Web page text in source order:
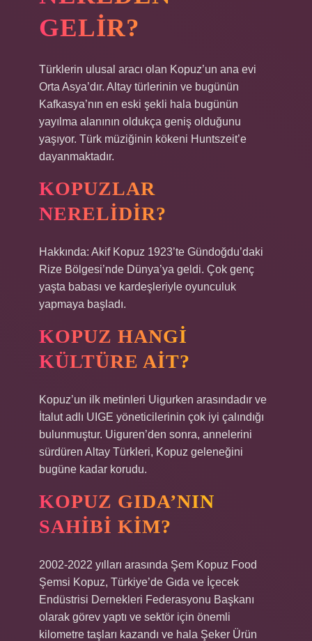
GELIR?
Türklerin ulusal aracı olan Kopuz’un ana evi
Orta Asya’dır. Altay türlerinin ve bugünün
Kafkasya’nın en eski şekli hala bugünün
yayılma alanının oldukça geniş olduğunu
yaşıyor. Türk müziğinin kökeni Huntszeit’e
dayanmaktadır.
KOPUZLAR
NERELIDIR?
Hakkında: Akif Kopuz 1923’te Gündoğdu’daki
Rize Bölgesi’nde Dünya’ya geldi. Çok genç
yaşta babası ve kardeşleriyle oyunculuk
yapmaya başladı.
KOPUZ HANGI
KÜLTÜRE AIT?
Kopuz’un ilk metinleri Uigurken arasındadır ve
İtalut adlı UIGE yöneticilerinin çok iyi çalındığı
bulunmuştur. Uiguren’den sonra, annelerini
sürdüren Altay Türkleri, Kopuz geleneğini
bugüne kadar korudu.
KOPUZ GIDA’NIN
SAHIBI KIM?
2002-2022 yılları arasında Şem Kopuz Food
Şemsi Kopuz, Türkiye’de Gıda ve İçecek
Endüstrisi Dernekleri Federasyonu Başkanı
olarak görev yaptı ve sektör için önemli
kilometre taşları kazandı ve hala Şeker Ürün